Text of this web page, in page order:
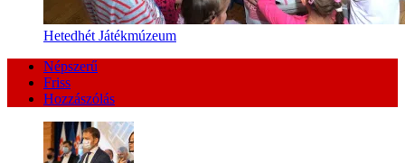
Hetedhét Játékmúzeum
Népszerű
Friss
Hozzászólás